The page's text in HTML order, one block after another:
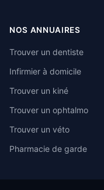
NOS ANNUAIRES
Trouver un dentiste
Infirmier à domicile
Trouver un kiné
Trouver un ophtalmo
Trouver un véto
Pharmacie de garde